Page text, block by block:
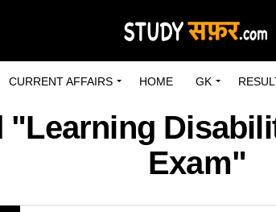
CURRENT AFFAIRS HOME GK
Exam"